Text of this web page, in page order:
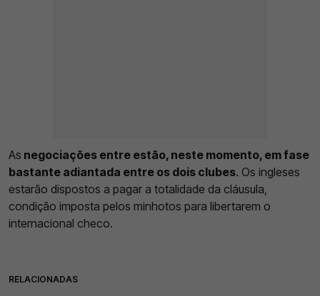
As negociações entre estão, neste momento, em fase
bastante adiantada entre os dois clubes. Os ingleses
estarão dispostos a pagar a totalidade da cláusula,
condição imposta pelos minhotos para libertarem o
internacional checo.
RELACIONADAS